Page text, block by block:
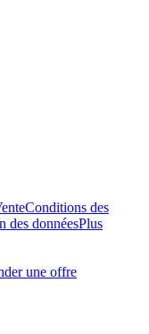
Conditions des
des donnéesPlus
une offre